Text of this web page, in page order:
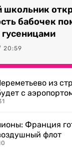
школьник
бабочек
20:59
из
с
Франция
флот